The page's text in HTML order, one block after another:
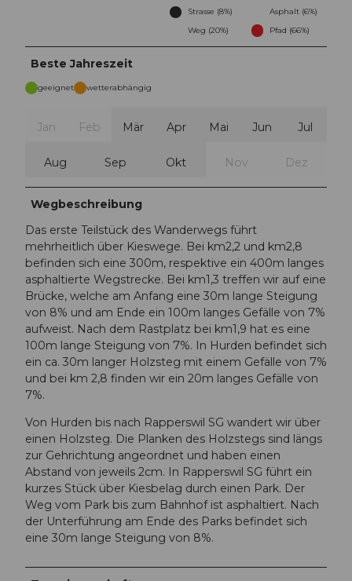
Strasse (8%)
Asphalt (6%)
Weg (20%)
Pfad (66%)
Beste Jahreszeit
geeignet wetterabhängig
Jan Feb Mär Apr Mai Jun Jul
Aug Sep Okt Nov Dez
Wegbeschreibung
Das erste Teilstück des Wanderwegs führt
mehrheitlich über Kieswege. Bei km2,2 und km2,8
befinden sich eine 300m, respektive ein 400m langes
asphaltierte Wegstrecke. Bei km1,3 treffen wir auf eine
Brücke, welche am Anfang eine 30m lange Steigung
von 8% und am Ende ein 100m langes Gefälle von 7%
aufweist. Nach dem Rastplatz bei km1,9 hat es eine
100m lange Steigung von 7%. In Hurden befindet sich
ein ca. 30m langer Holzsteg mit einem Gefälle von 7%
und bei km 2,8 finden wir ein 20m langes Gefälle von
7%.
Von Hurden bis nach Rapperswil SG wandert wir über
einen Holzsteg. Die Planken des Holzstegs sind längs
zur Gehrichtung angeordnet und haben einen
Abstand von jeweils 2cm. In Rapperswil SG führt ein
kurzes Stück über Kiesbelag durch einen Park. Der
Weg vom Park bis zum Bahnhof ist asphaltiert. Nach
der Unterführung am Ende des Parks befindet sich
eine 30m lange Steigung von 8%.